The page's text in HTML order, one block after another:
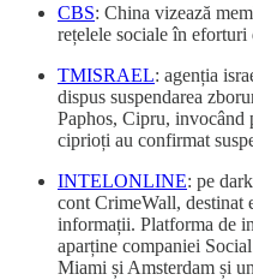
CBS: China vizează
rețelele sociale în eforturi
TMISRAEL: agenția
dispus suspendarea
Paphos, Cipru, invocând
ciprioți au confirmat
INTELONLINE: pe
cont CrimeWall,
informații. Platforma de
aparține companiei
Miami și Amsterdam și